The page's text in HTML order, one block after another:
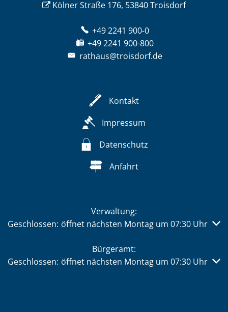
Kölner Straße 176, 53840 Troisdorf
+49 2241 900-0
+49 2241 900-800
rathaus@troisdorf.de
Kontakt
Impressum
Datenschutz
Anfahrt
Verwaltung:
Klicken, um weitere Öffnungs- oder Schließzeiten
Geschlossen: öffnet nächsten Montag um 07:30 Uhr
Bürgeramt:
Klicken, um weitere Öffnungs- oder Schließzeiten
Geschlossen: öffnet nächsten Montag um 07:30 Uhr